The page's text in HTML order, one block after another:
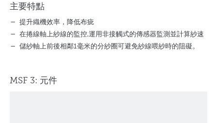
主要特點
提升織機效率，降低布疵
在捲線軸上紗線的監控,運用非接觸式的傳感器監測並計算紗速
儲紗軸上前後相鄰1毫米的分紗圈可避免紗線喂紗時的阻礙。
MSF 3: 元件